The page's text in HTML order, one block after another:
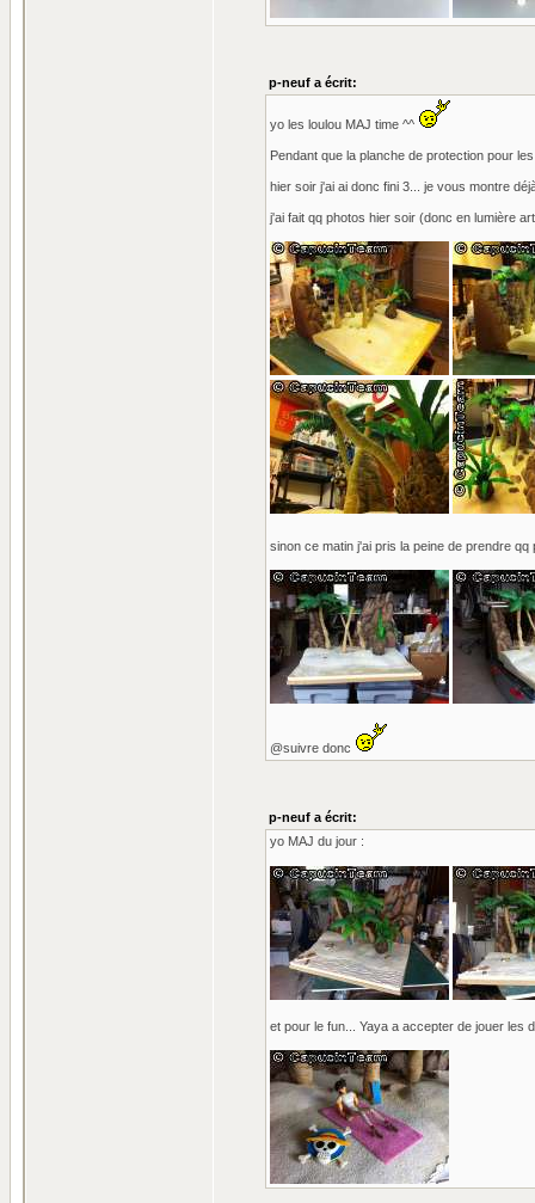
p-neuf a écrit:
yo les loulou MAJ time ^^
Pendant que la planche de protection pour
hier soir j'ai ai donc fini 3... je vous montre
j'ai fait qq photos hier soir (donc en lumière
sinon ce matin j'ai pris la peine de prendre
@suivre donc
p-neuf a écrit:
yo MAJ du jour :
et pour le fun... Yaya a accepter de jouer les